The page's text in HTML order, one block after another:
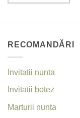
RECOMANDĂRI
Invitatii nunta
Invitatii botez
Marturii nunta